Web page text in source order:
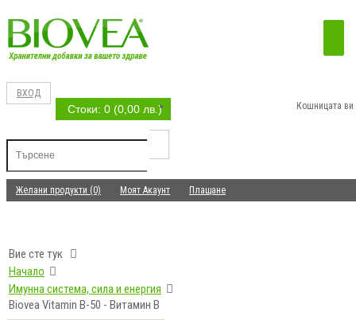
ВХОД
Стоки: 0 (0,00 лв.) Кошницата ви
Желани продукти (0) Моят Акаунт Плащане
Вие сте тук
Начало
Имунна система, сила и енергия
Biovea Vitamin B-50 - Витамин B